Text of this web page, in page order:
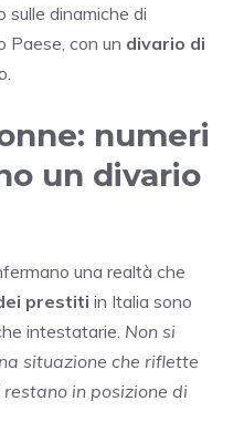
sulle dinamiche di
Paese, con un divario di
numeri
un divario
una realtà che
prestiti in Italia sono
intestatarie. Non si
situazione che riflette
in posizione di